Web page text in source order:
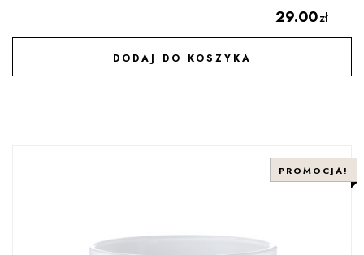
29.00zł
DODAJ DO KOSZYKA
DODAJ DO ULUBIONYCH
PROMOCJA!